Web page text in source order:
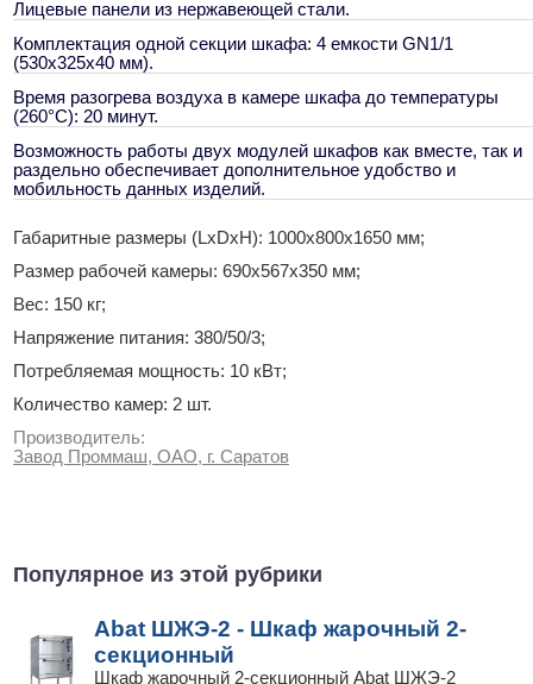
Лицевые панели из нержавеющей стали.
Комплектация одной секции шкафа: 4 емкости GN1/1
(530х325х40 мм).
Время разогрева воздуха в камере шкафа до температуры
(260°С): 20 минут.
Возможность работы двух модулей шкафов как вместе, так и
раздельно обеспечивает дополнительное удобство и
мобильность данных изделий.
Габаритные размеры (LxDxH): 1000х800х1650 мм;
Размер рабочей камеры: 690х567х350 мм;
Вес: 150 кг;
Напряжение питания: 380/50/3;
Потребляемая мощность: 10 кВт;
Количество камер: 2 шт.
Производитель:
Завод Проммаш, ОАО, г. Саратов
Популярное из этой рубрики
Abat ШЖЭ-2 - Шкаф жарочный 2-
секционный
Шкаф жарочный 2-секционный Abat ШЖЭ-2